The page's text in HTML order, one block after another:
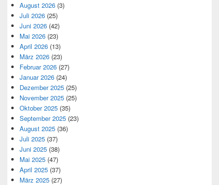
August 2026 (3)
Juli 2026 (25)
Juni 2026 (42)
Mai 2026 (23)
April 2026 (13)
März 2026 (23)
Februar 2026 (27)
Januar 2026 (24)
Dezember 2025 (25)
November 2025 (25)
Oktober 2025 (35)
September 2025 (23)
August 2025 (36)
Juli 2025 (37)
Juni 2025 (38)
Mai 2025 (47)
April 2025 (37)
März 2025 (27)